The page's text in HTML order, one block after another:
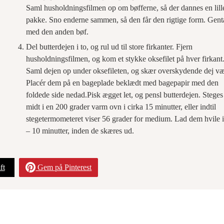
Saml husholdningsfilmen op om bøfferne, så der dannes en
pakke. Sno enderne sammen, så den får den rigtige form.
med den anden bøf.
Del butterdejen i to, og rul ud til store firkanter. Fjern
husholdningsfilmen, og kom et stykke oksefilet på hver firkant.
Saml dejen op under oksefileten, og skær overskydende dej
Placér dem på en bageplade beklædt med bagepapir med den
foldede side nedad.Pisk ægget let, og pensl butterdejen. Steges
midt i en 200 grader varm ovn i cirka 15 minutter, eller indtil
stegetermometeret viser 56 grader for medium. Lad dem hvile
– 10 minutter, inden de skæres ud.
Gem på Pinterest